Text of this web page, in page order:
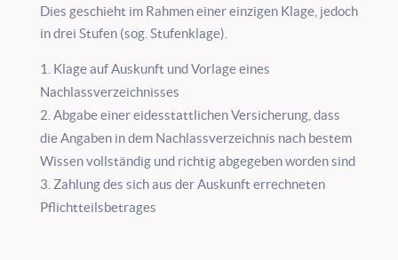
Dies geschieht im Rahmen einer einzigen Klage, jedoch
in drei Stufen (sog. Stufenklage).
Klage auf Auskunft und Vorlage eines
Nachlassverzeichnisses
Abgabe einer eidesstattlichen Versicherung, dass
die Angaben in dem Nachlassverzeichnis nach bestem
Wissen vollständig und richtig abgegeben worden sind
Zahlung des sich aus der Auskunft errechneten
Pflichtteilsbetrages